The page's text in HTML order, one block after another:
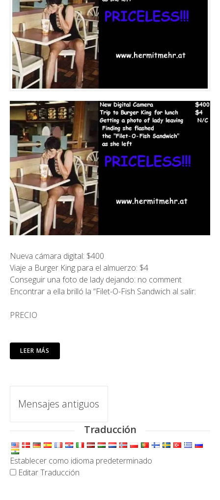
Nueva cámara digital: $400
Viaje a Burger King para el almuerzo: $4
Conseguir una foto de lady dejando: no comment
Encontrar a ella brilló la “Filet-O-Fish Sandwich al salir:
PRECIO
LEER MÁS
Puestos
de
navegación
Mensajes antiguos
Traducción
Establecer como idioma predeterminado
Editar Traducción